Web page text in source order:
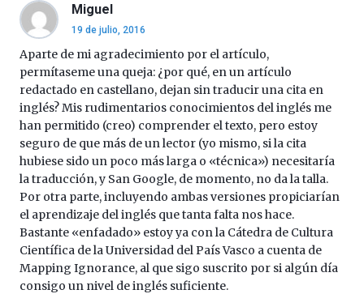
de
octubre.
La
iniciativa,
organizada
Cátedra…
Miguel
19 de julio, 2016
Aparte de mi agradecimiento por el artículo,
permítaseme una queja: ¿por qué, en un artículo
redactado en castellano, dejan sin traducir una cita en
inglés? Mis rudimentarios conocimientos del inglés me
han permitido (creo) comprender el texto, pero estoy
seguro de que más de un lector (yo mismo, si la cita
hubiese sido un poco más larga o «técnica») necesitaría
la traducción, y San Google, de momento, no da la talla.
Por otra parte, incluyendo ambas versiones propiciarían
el aprendizaje del inglés que tanta falta nos hace.
Bastante «enfadado» estoy ya con la Cátedra de Cultura
Científica de la Universidad del País Vasco a cuenta de
Mapping Ignorance, al que sigo suscrito por si algún día
consigo un nivel de inglés suficiente.